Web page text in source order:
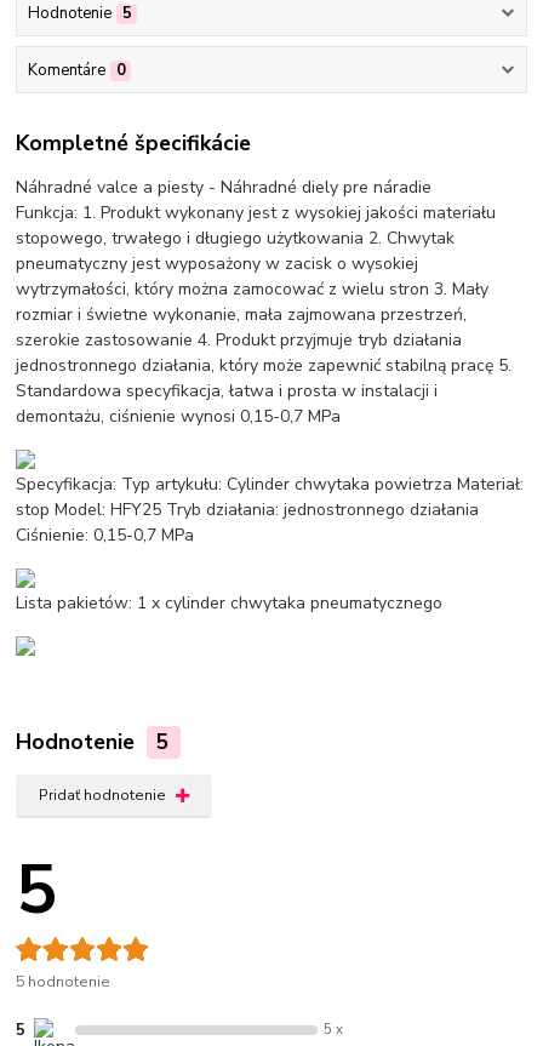
Hodnotenie 5
Komentáre 0
Kompletné špecifikácie
Náhradné valce a piesty - Náhradné diely pre náradie
Funkcja: 1. Produkt wykonany jest z wysokiej jakości materiału
stopowego, trwałego i długiego użytkowania 2. Chwytak
pneumatyczny jest wyposażony w zacisk o wysokiej
wytrzymałości, który można zamocować z wielu stron 3. Mały
rozmiar i świetne wykonanie, mała zajmowana przestrzeń,
szerokie zastosowanie 4. Produkt przyjmuje tryb działania
jednostronnego działania, który może zapewnić stabilną pracę 5.
Standardowa specyfikacja, łatwa i prosta w instalacji i
demontażu, ciśnienie wynosi 0,15-0,7 MPa
Specyfikacja: Typ artykułu: Cylinder chwytaka powietrza Materiał:
stop Model: HFY25 Tryb działania: jednostronnego działania
Ciśnienie: 0,15-0,7 MPa
Lista pakietów: 1 x cylinder chwytaka pneumatycznego
Hodnotenie 5
Pridať hodnotenie
5
5 hodnotenie
5 5 x